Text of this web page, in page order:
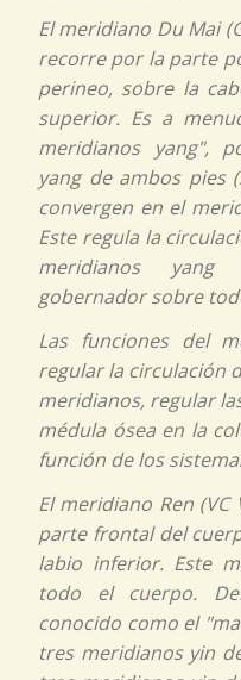
El meridiano Du Mai
recorre por la parte
perineo, sobre la
superior. Es a
meridianos yang",
yangde ambos pies
convergen en el
Este regula la
meridianos
yang
gobernador sobre
Las funciones del
regular la circulación
meridianos, regular
médula ósea en la
función de los
El meridiano Ren (VC
parte frontal del
labio inferior. Este
todo el cuerpo.
conocido como el
tres meridianos yin